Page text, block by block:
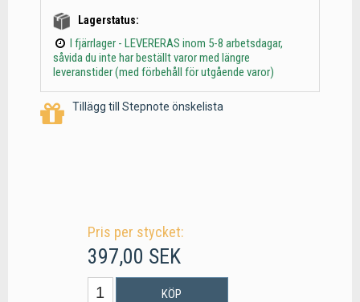
Lagerstatus:
I fjärrlager - LEVERERAS inom 5-8 arbetsdagar,
såvida du inte har beställt varor med längre
leveranstider (med förbehåll för utgående varor)
Tillägg till Stepnote önskelista
Pris per stycket:
397,00 SEK
KÖP